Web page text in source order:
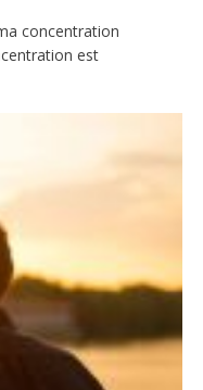
concentration
est